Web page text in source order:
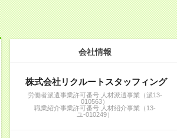
会社情報
株式会社リクルートスタッフィング
労働者派遣事業許可番号:人材派遣事業（派13-
010563）
職業紹介事業許可番号:人材紹介事業（13-
ユ-010249）